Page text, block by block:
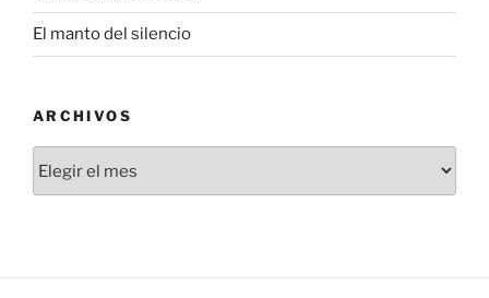
El manto del silencio
ARCHIVOS